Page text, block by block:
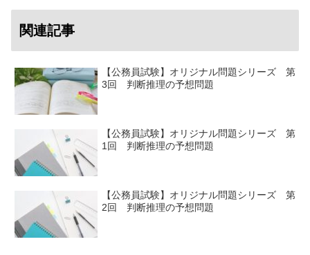
関連記事
【公務員試験】オリジナル問題シリーズ 第
3回 判断推理の予想問題
【公務員試験】オリジナル問題シリーズ 第
1回 判断推理の予想問題
【公務員試験】オリジナル問題シリーズ 第
2回 判断推理の予想問題